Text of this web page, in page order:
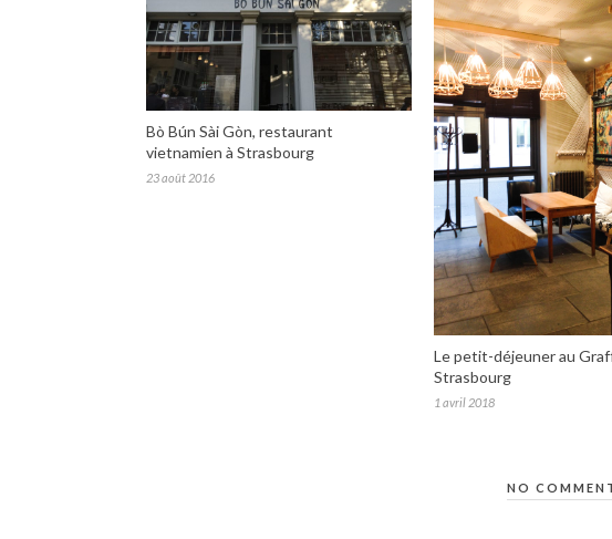
Bò Bún Sài Gòn, restaurant
vietnamien à Strasbourg
23 août 2016
Le petit-déjeuner au
Strasbourg
1 avril 2018
NO